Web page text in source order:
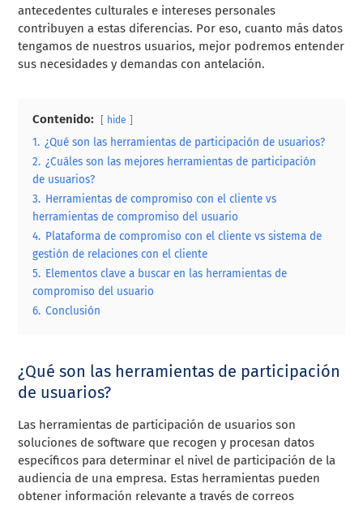
antecedentes culturales e intereses personales
contribuyen a estas diferencias. Por eso, cuanto más datos
tengamos de nuestros usuarios, mejor podremos entender
sus necesidades y demandas con antelación.
Contenido: hide
1. ¿Qué son las herramientas de participación de usuarios?
2. ¿Cuáles son las mejores herramientas de participación
de usuarios?
3. Herramientas de compromiso con el cliente vs
herramientas de compromiso del usuario
4. Plataforma de compromiso con el cliente vs sistema de
gestión de relaciones con el cliente
5. Elementos clave a buscar en las herramientas de
compromiso del usuario
6. Conclusión
¿Qué son las herramientas de participación
de usuarios?
Las herramientas de participación de usuarios son
soluciones de software que recogen y procesan datos
específicos para determinar el nivel de participación de la
audiencia de una empresa. Estas herramientas pueden
obtener información relevante a través de correos